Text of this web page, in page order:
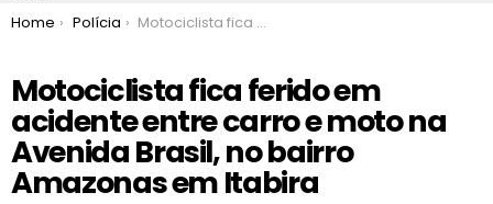
You are here:
Home Polícia Motociclista fica ferido em acidente entre carro e moto na Avenida Brasil, no bairro Amazonas em Itabira
Motociclista fica ferido em
acidente entre carro e moto na
Avenida Brasil, no bairro
Amazonas em Itabira